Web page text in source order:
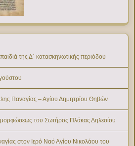
της Δ΄ κατασκηνωτικής περιόδου
Παναγίας – Αγίου Δημητρίου Θηβών
του Σωτήρος Πλάκας Δηλεσίου
στον Ιερό Ναό Αγίου Νικολάου του